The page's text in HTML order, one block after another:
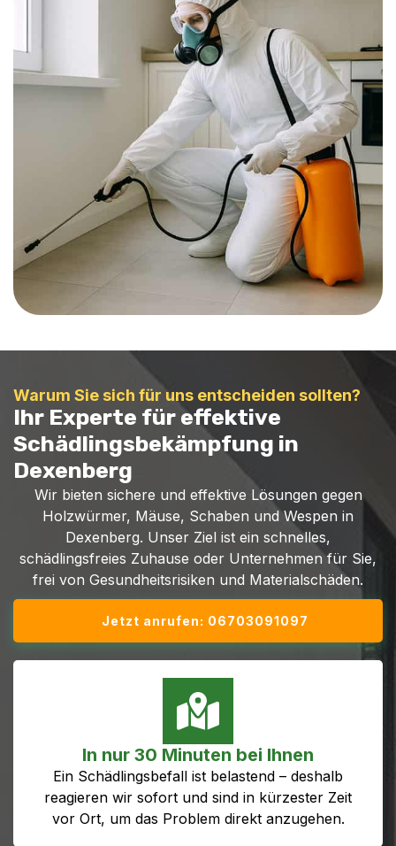
Warum Sie sich für uns entscheiden sollten?
Ihr Experte für effektive
Schädlingsbekämpfung in
Dexenberg
Wir bieten sichere und effektive Lösungen gegen
Holzwürmer, Mäuse, Schaben und Wespen in
Dexenberg. Unser Ziel ist ein schnelles,
schädlingsfreies Zuhause oder Unternehmen für Sie,
frei von Gesundheitsrisiken und Materialschäden.
Jetzt anrufen: 06703091097
In nur 30 Minuten bei Ihnen
Ein Schädlingsbefall ist belastend – deshalb
reagieren wir sofort und sind in kürzester Zeit
vor Ort, um das Problem direkt anzugehen.